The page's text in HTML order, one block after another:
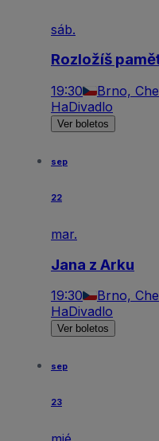
sáb.
Rozložíš
19:30 Brno,
HaDivadlo
Ver boletos
sep
22
mar.
Jana z Arku
19:30 Brno,
HaDivadlo
Ver boletos
sep
23